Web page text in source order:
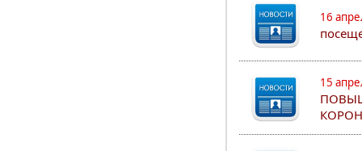
16
15